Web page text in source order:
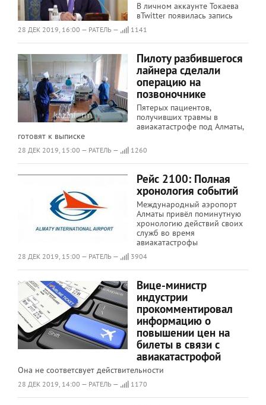
В личном аккаунте Токаева
вTwitter появилась запись
28 ДЕК 2019, 16:00 — РАТЕЛЬ — 1141
Пилоту разбившегося
лайнера сделали
операцию на
позвоночнике
Пятерых пациентов,
получивших травмы в
авиакатастрофе под Алматы,
готовят к выписке
28 ДЕК 2019, 15:00 — РАТЕЛЬ — 1260
Рейс 2100: Полная
хронология событий
Международный аэропорт
Алматы привёл поминутную
хронологию действий своих
служб во время
авиакатастрофы
28 ДЕК 2019, 15:00 — РАТЕЛЬ — 3904
Вице-министр
индустрии
прокомментировал
информацию о
повышении цен на
билеты в связи с
авиакатастрофой
Она не соответсвует действительности
28 ДЕК 2019, 14:00 — РАТЕЛЬ — 1170